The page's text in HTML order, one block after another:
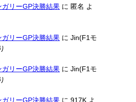
リーGP決勝結果 に 匿名 よ
リーGP決勝結果 にJin(F1モ
リーGP決勝結果 にJin(F1モ
リーGP決勝結果 に917K よ